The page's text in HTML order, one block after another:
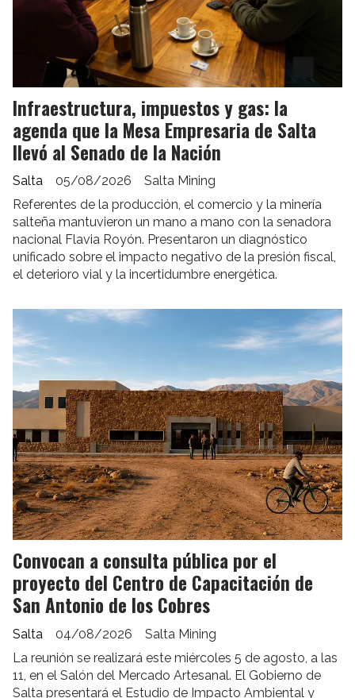
Infraestructura, impuestos y gas: la
agenda que la Mesa Empresaria de Salta
llevó al Senado de la Nación
Salta Mining
Salta
05/08/2026
Referentes de la producción, el comercio y la minería
salteña mantuvieron un mano a mano con la senadora
nacional Flavia Royón. Presentaron un diagnóstico
unificado sobre el impacto negativo de la presión fiscal,
el deterioro vial y la incertidumbre energética.
Convocan a consulta pública por el
proyecto del Centro de Capacitación de
San Antonio de los Cobres
Salta Mining
Salta
04/08/2026
La reunión se realizará este miércoles 5 de agosto, a las
11, en el Salón del Mercado Artesanal. El Gobierno de
Salta presentará el Estudio de Impacto Ambiental y